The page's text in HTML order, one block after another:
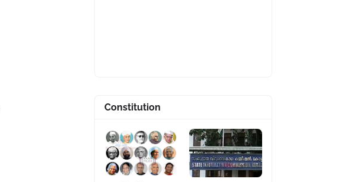
Constitution